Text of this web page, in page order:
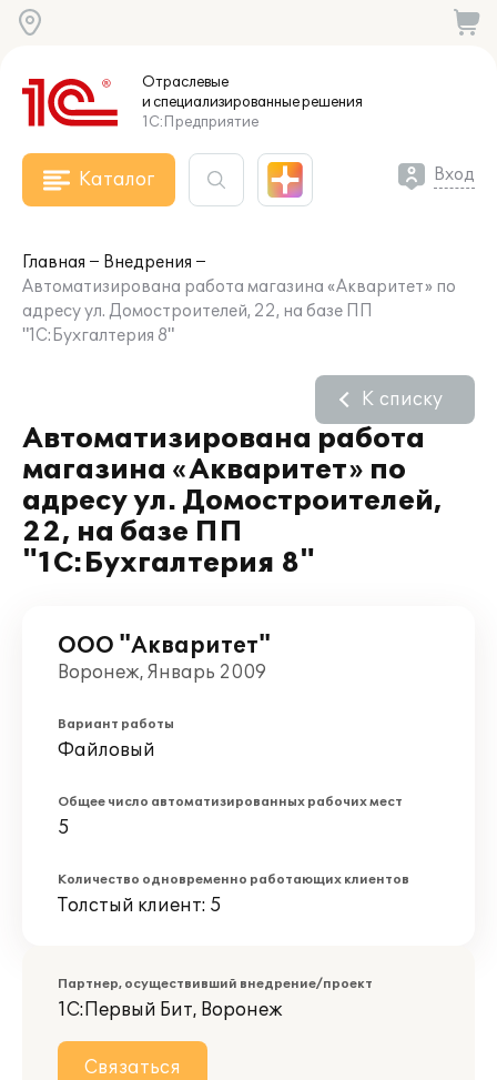
Отраслевые
и специализированныерешения
1С:Предприятие
Каталог Вход
Главная
Внедрения
Автоматизирована работа магазина «Акваритет» по
адресу ул. Домостроителей, 22, на базе ПП
"1С:Бухгалтерия 8"
Автоматизирована работа
магазина «Акваритет» по
адресу ул. Домостроителей,
22, на базе ПП
"1С:Бухгалтерия 8"
К списку
ООО "Акваритет"
Воронеж, Январь 2009
Вариант работы
Файловый
Общее число автоматизированных рабочих мест
5
Количество одновременно работающих клиентов
Толстый клиент: 5
Партнер, осуществивший внедрение/проект
1С:Первый Бит, Воронеж
Связаться